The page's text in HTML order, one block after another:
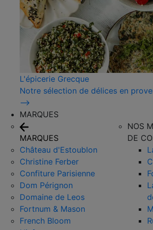
L'épicerie Grecque
Notre sélection de délices en
⟶
MARQUES
MARQUES
Château d'Estoublon
Christine Ferber
Confiture Parisienne
Dom Pérignon
Domaine de Leos
Fortnum & Mason
French Bloom
NOS
DE